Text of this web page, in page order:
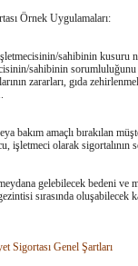
Örnek Uygulamaları:
sahibinin kusuru
sahibinin
zararları, gıda
bakım amaçlı bırakılan
işletmeci olarak sigortalının
gelebilecek bedeni ve
sırasında oluşabilecek
Sigortası Genel Şartları